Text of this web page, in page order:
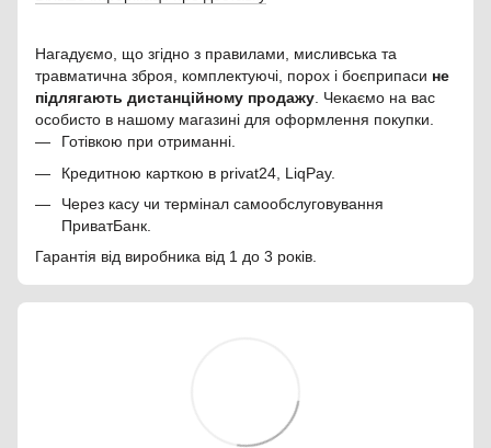
Нагадуємо, що згідно з правилами, мисливська та
травматична зброя, комплектуючі, порох і боєприпаси не
підлягають дистанційному продажу . Чекаємо на вас
особисто в нашому магазині для оформлення покупки.
Готівкою при отриманні.
Кредитною карткою в privat24, LiqPay.
Через касу чи термінал самообслуговування
ПриватБанк.
Гарантія від виробника від 1 до 3 років.